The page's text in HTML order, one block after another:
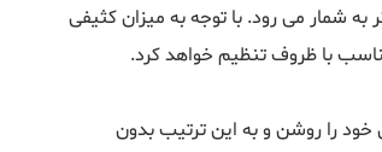
شمار می رود. با توجه به میزان کثیفی
با ظروف تنظیم خواهد کرد.
را روشن و به این ترتیب بدون